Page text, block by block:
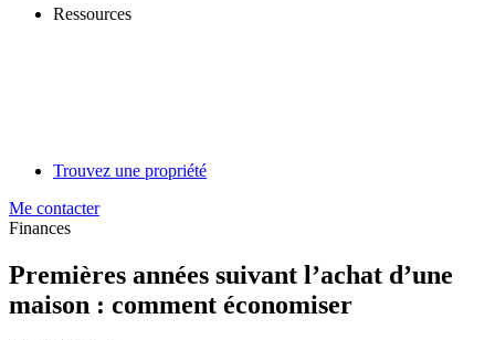
Ressources
Trouvez une propriété
Me contacter
Finances
Premières années suivant l’achat d’une
maison : comment économiser